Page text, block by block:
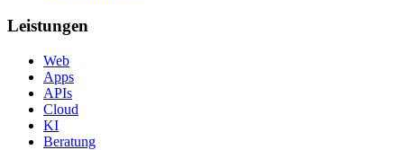
Leistungen
Web
Apps
APIs
Cloud
KI
Beratung